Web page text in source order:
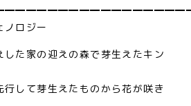
ロジー
た家の迎えの森で芽生えたキン
行して芽生えたものから花が咲き